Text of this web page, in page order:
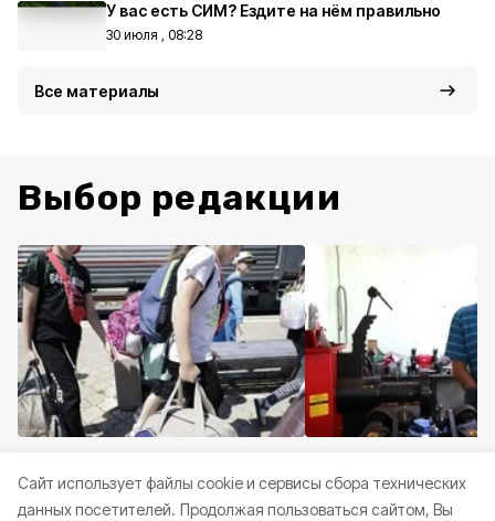
Cайт использует файлы cookie и сервисы сбора технических
данных посетителей. Продолжая пользоваться сайтом, Вы
У вас есть СИМ? Ездите на нём правильно
30 июля , 08:28
Все материалы
Выбор редакции
Валуйские дети отправились Житель